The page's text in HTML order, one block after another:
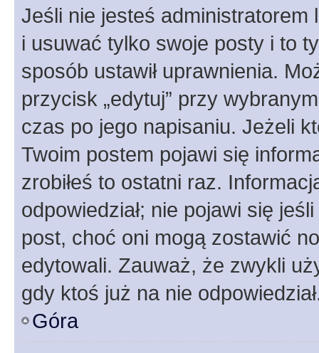
Jeśli nie jesteś
i usuwać tylko swoje posty i to
sposób ustawił uprawnienia.
przycisk „edytuj” przy
czas po jego napisaniu. Jeżeli
Twoim postem pojawi się
zrobiłeś to ostatni raz.
odpowiedział; nie pojawi się
post, choć oni mogą zostawić
edytowali. Zauważ, że zwykli
gdy ktoś już na nie
Góra